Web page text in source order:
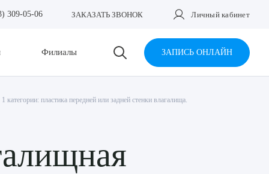
309-05-06 ЗАКАЗАТЬ ЗВОНОК Личный кабинет
Филиалы ЗАПИСЬ ОНЛАЙН
категории: пластика передней или задней стенки влагалища.